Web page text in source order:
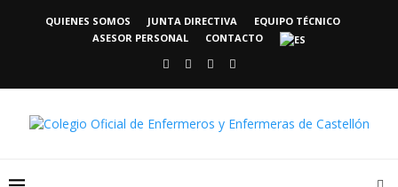
QUIENES SOMOS JUNTA DIRECTIVA
EQUIPO TÉCNICO
ASESOR PERSONAL
CONTACTO